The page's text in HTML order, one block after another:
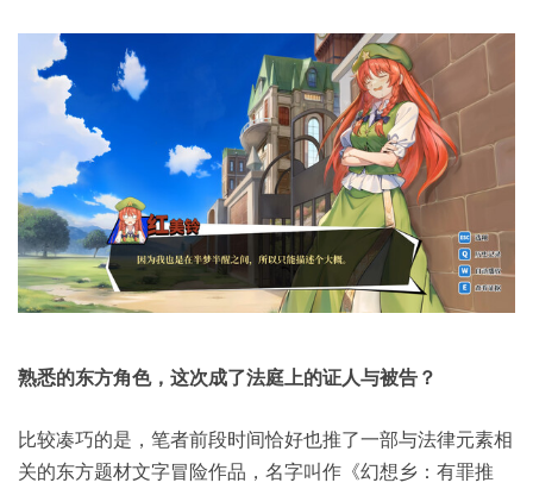
熟悉的东方角色，这次成了法庭上的证人与被告？
比较凑巧的是，笔者前段时间恰好也推了一部与法律元素相
关的东方题材文字冒险作品，名字叫作《幻想乡：有罪推